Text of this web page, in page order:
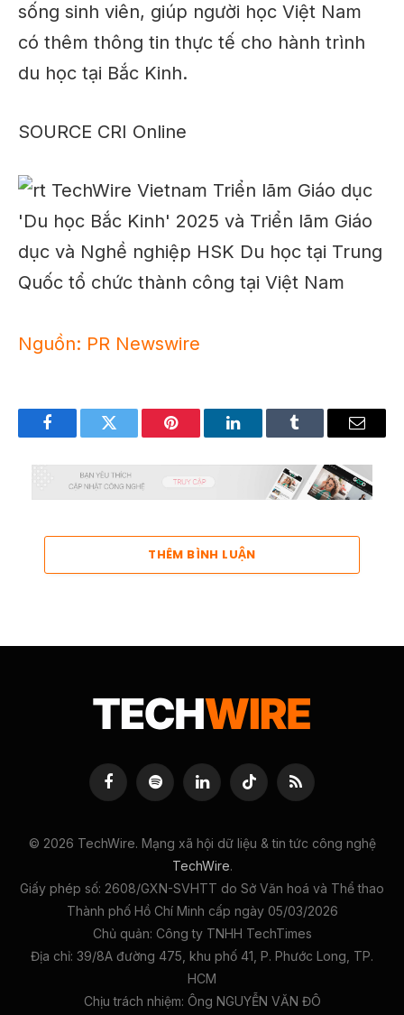
sống sinh viên, giúp người học Việt Nam
có thêm thông tin thực tế cho hành trình
du học tại Bắc Kinh.
SOURCE CRI Online
Nguồn: PR Newswire
FacebookTwitter Pinterest LinkedInTumblr Email
THÊM BÌNH LUẬN
FacebookSpotify LinkedInTikTok RSS
© 2026 TechWire. Mạng xã hội dữ liệu & tin tức công nghệ
TechWire.
Giấy phép số: 2608/GXN-SVHTT do Sở Văn hoá và Thể thao
Thành phố Hồ Chí Minh cấp ngày 05/03/2026
Chủ quản: Công ty TNHH TechTimes
Địa chỉ: 39/8A đường 475, khu phố 41, P. Phước Long, TP.
HCM
Chịu trách nhiệm: Ông NGUYỄN VĂN ĐÔ